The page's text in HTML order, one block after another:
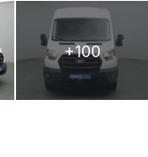
+100